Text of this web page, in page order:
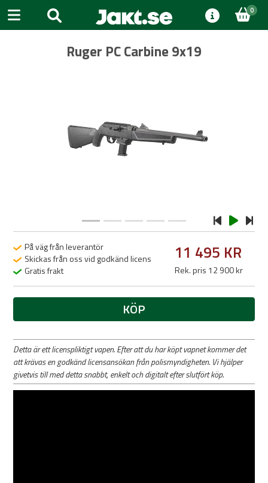
0
Ruger PC Carbine 9x19
På väg från leverantör
Skickas från oss vid godkänd licens
Gratis frakt
11 495 KR
Rek. pris 12 900 kr
KÖP
Detta är ett licenspliktigt vapen. Efter att du har köpt vapnet kommer det
att krävas en godkänd licensansökan från polismyndigheten. Vi hjälper
givetvis till med detta snabbt, enkelt och digitalt efter slutfört köp.